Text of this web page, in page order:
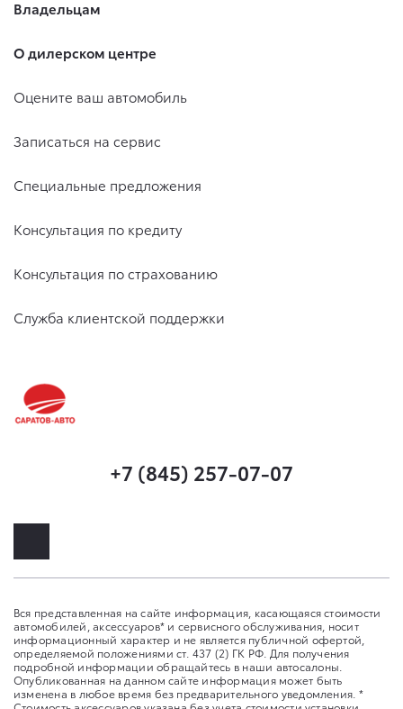
Владельцам
О дилерском центре
Оцените ваш автомобиль
Записаться на сервис
Специальные предложения
Консультация по кредиту
Консультация по страхованию
Служба клиентской поддержки
+7 (845) 257-07-07
Вся представленная на сайте информация, касающаяся стоимости
автомобилей, аксессуаров* и сервисного обслуживания, носит
информационный характер и не является публичной офертой,
определяемой положениями ст. 437 (2) ГК РФ. Для получения
подробной информации обращайтесь в наши автосалоны.
Опубликованная на данном сайте информация может быть
изменена в любое время без предварительного уведомления. *